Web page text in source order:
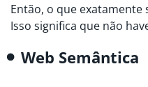
Então, o que exatamente
Isso significa que não
Web Semântica